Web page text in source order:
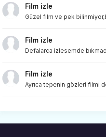
Film izle
Güzel film ve pek
Film izle
Defalarca izlesemde
Film izle
Ayrıca tepenin gözleri filmi